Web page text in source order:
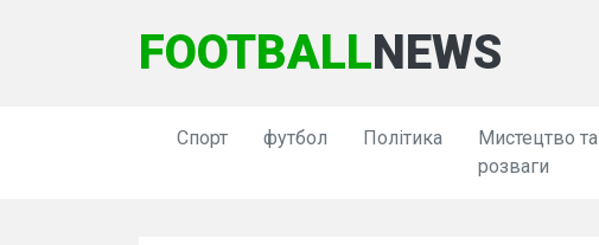
FOOTBALLNEWS
Спорт футбол Політика
Мистецтво та
розваги